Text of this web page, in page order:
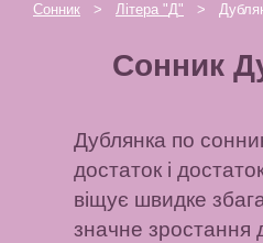
Сонник > Літера "Д" >
Сонник
Дублянка по
достаток і
віщує швидке
значне зростання